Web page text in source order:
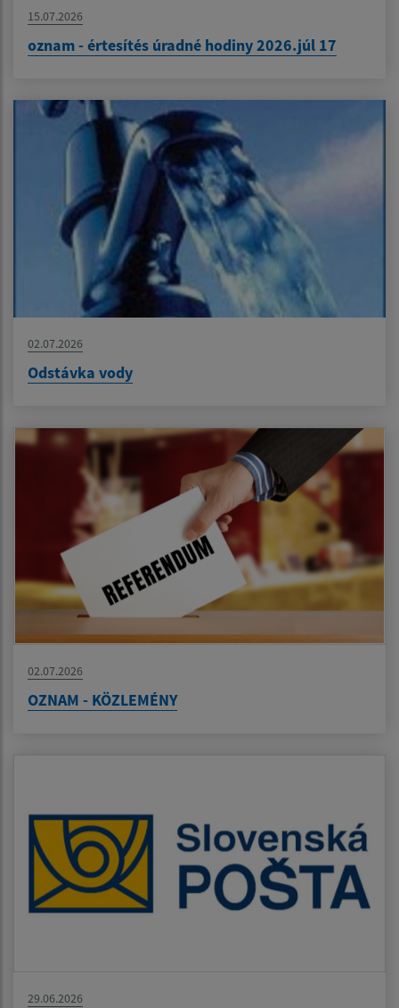
15.07.2026
oznam - értesítés úradné hodiny 2026.júl 17
02.07.2026
Odstávka vody
02.07.2026
OZNAM - KÖZLEMÉNY
29.06.2026